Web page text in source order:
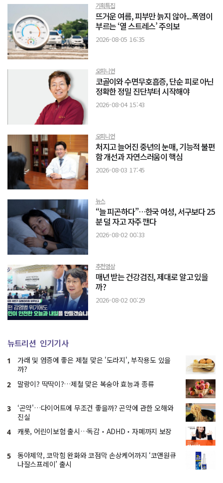
기획특집
뜨거운 여름, 피부만 늙지 않아...폭염이
부르는 ‘열 스트레스’ 주의보
2026-08-05 16:35
오피니언
코골이와 수면무호흡증, 단순 피로 아닌
정확한 정밀 진단부터 시작해야
2026-08-04 15:43
오피니언
처지고 늘어진 중년의 눈매, 기능적 불편
함 개선과 자연스러움이 핵심
2026-08-03 17:45
뉴스
“늘 피곤하다”…한국 여성, 서구보다 25
분 덜 자고 자주 깬다
2026-08-02 00:33
추천영상
매년 받는 건강검진, 제대로 알고 있을
까?
2026-08-02 00:29
뉴트리션 인기기사
1
가래 및 염증에 좋은 제철 맞은 '도라지', 부작용도 있을
까?
2 말랑이? 딱딱이?…제철 맞은 복숭아 효능과 종류
3
‘곤약'…다이어트에 무조건 좋을까? 곤약에 관한 오해와
진실
4 캐롯, 어린이보험 출시…독감‧ADHD‧자폐까지 보장
5
동아제약, 코막힘 완화와 코점막 손상케어까지 ‘코앤원큐
나잘스프레이’ 출시